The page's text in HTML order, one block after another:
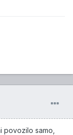
povozilo samo,